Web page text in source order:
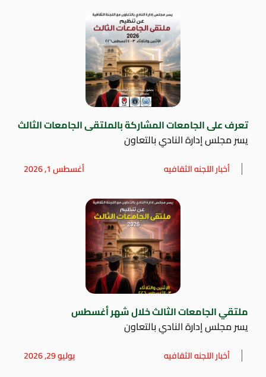
تعرف على الجامعات المشاركة بالملتقى الجامعات الثالث
يسر مجلس إدارة النادي بالتعاون
أخبار اللجنه الثقافيه أغسطس 1, 2026
ملتقي الجامعات الثالث خلال شهر أغسطس
يسر مجلس إدارة النادي بالتعاون
أخبار اللجنه الثقافيه يوليو 29, 2026